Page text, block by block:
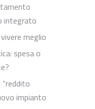
integrato
meglio
spesa o
impianto